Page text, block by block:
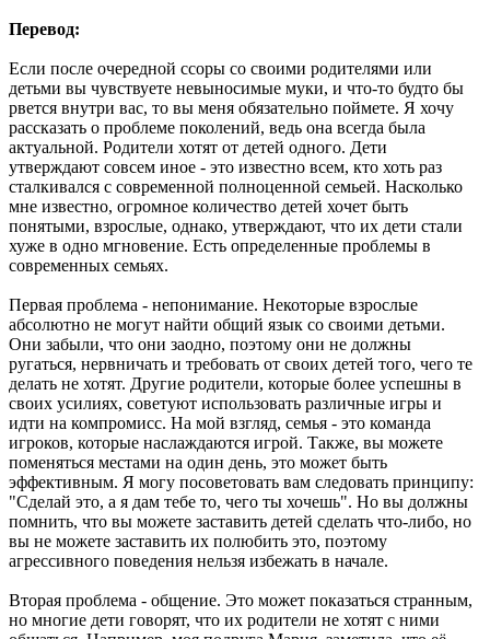
Перевод:
Если после очередной ссоры со своими родителями или
детьми вы чувствуете невыносимые муки, и что-то будто бы
рвется внутри вас, то вы меня обязательно поймете. Я хочу
рассказать о проблеме поколений, ведь она всегда была
актуальной. Родители хотят от детей одного. Дети
утверждают совсем иное - это известно всем, кто хоть раз
сталкивался с современной полноценной семьей. Насколько
мне известно, огромное количество детей хочет быть
понятыми, взрослые, однако, утверждают, что их дети стали
хуже в одно мгновение. Есть определенные проблемы в
современных семьях.
Первая проблема - непонимание. Некоторые взрослые
абсолютно не могут найти общий язык со своими детьми.
Они забыли, что они заодно, поэтому они не должны
ругаться, нервничать и требовать от своих детей того, чего те
делать не хотят. Другие родители, которые более успешны в
своих усилиях, советуют использовать различные игры и
идти на компромисс. На мой взгляд, семья - это команда
игроков, которые наслаждаются игрой. Также, вы можете
поменяться местами на один день, это может быть
эффективным. Я могу посоветовать вам следовать принципу:
"Сделай это, а я дам тебе то, чего ты хочешь". Но вы должны
помнить, что вы можете заставить детей сделать что-либо, но
вы не можете заставить их полюбить это, поэтому
агрессивного поведения нельзя избежать в начале.
Вторая проблема - общение. Это может показаться странным,
но многие дети говорят, что их родители не хотят с ними